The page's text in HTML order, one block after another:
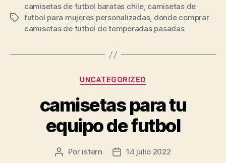
Etiquetas
camisetas de futbol baratas chile, camisetas de
futbol para mujeres personalizadas, donde comprar
camisetas de futbol de temporadas pasadas
Categorías
UNCATEGORIZED
camisetas para tu
equipo de futbol
Autor
Por istern
Fecha14 julio 2022